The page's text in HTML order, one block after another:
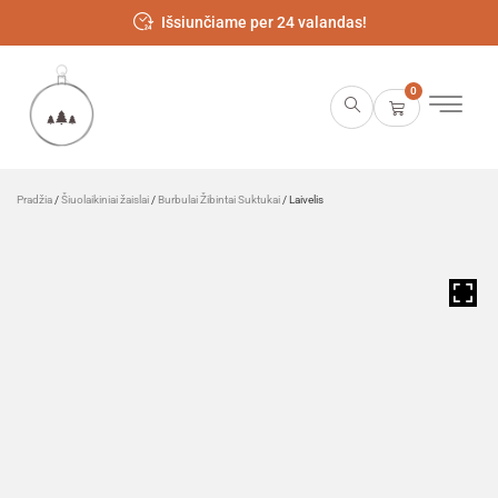
Išsiunčiame per 24 valandas!
0
Pradžia /Šiuolaikiniai žaislai / Burbulai Žibintai Suktukai / Laivelis